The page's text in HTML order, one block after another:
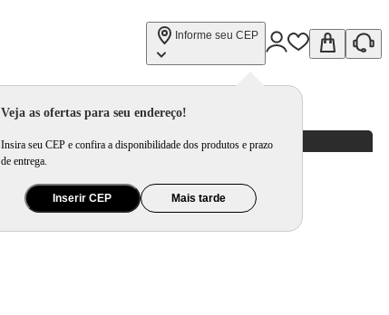
Informe seu CEP
Veja as ofertas para seu endereço!
Insira seu CEP e confira a disponibilidade dos produtos e prazo
de entrega.
Inserir CEP Mais tarde